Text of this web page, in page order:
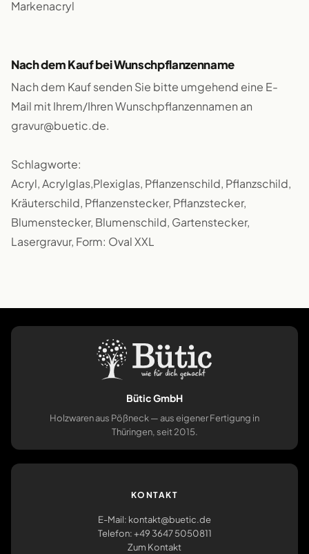
Markenacryl
Nach dem Kauf bei Wunschpflanzenname
Nach dem Kauf senden Sie bitte umgehend eine E-
Mail mit Ihrem/Ihren Wunschpflanzennamen an
gravur@buetic.de.
Schlagworte:
Acryl, Acrylglas,Plexiglas, Pflanzenschild, Pflanzschild,
Kräuterschild, Pflanzenstecker, Pflanzstecker,
Blumenstecker, Blumenschild, Gartenstecker,
Lasergravur, Form: Oval XXL
Bütic GmbH
Holzwaren aus Pößneck — aus eigener Fertigung in
Thüringen, seit 2015.
KONTAKT
E-Mail: kontakt@buetic.de
Telefon: +49 3647 5050811
Zum Kontakt